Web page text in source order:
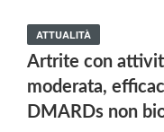
ATTUALITÀ
Artrite con
moderata,
DMARDs non